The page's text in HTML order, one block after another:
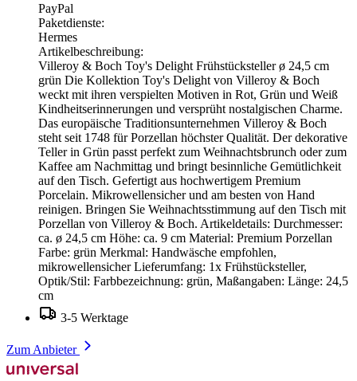
PayPal
Paketdienste:
Hermes
Artikelbeschreibung:
Villeroy & Boch Toy's Delight Frühstücksteller ø 24,5 cm
grün Die Kollektion Toy's Delight von Villeroy & Boch
weckt mit ihren verspielten Motiven in Rot, Grün und Weiß
Kindheitserinnerungen und versprüht nostalgischen Charme.
Das europäische Traditionsunternehmen Villeroy & Boch
steht seit 1748 für Porzellan höchster Qualität. Der dekorative
Teller in Grün passt perfekt zum Weihnachtsbrunch oder zum
Kaffee am Nachmittag und bringt besinnliche Gemütlichkeit
auf den Tisch. Gefertigt aus hochwertigem Premium
Porcelain. Mikrowellensicher und am besten von Hand
reinigen. Bringen Sie Weihnachtsstimmung auf den Tisch mit
Porzellan von Villeroy & Boch. Artikeldetails: Durchmesser:
ca. ø 24,5 cm Höhe: ca. 9 cm Material: Premium Porzellan
Farbe: grün Merkmal: Handwäsche empfohlen,
mikrowellensicher Lieferumfang: 1x Frühstücksteller,
Optik/Stil: Farbbezeichnung: grün, Maßangaben: Länge: 24,5
cm
3-5 Werktage
Zum Anbieter